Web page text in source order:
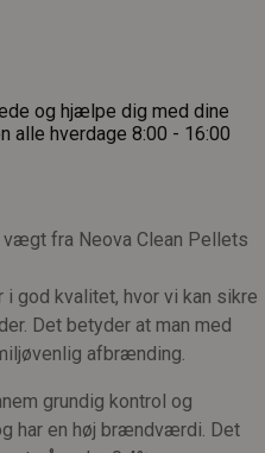
og hjælpe dig med dine
alle hverdage 8:00 - 16:00
fra Neova Clean Pellets
god kvalitet, hvor vi kan sikre
Det betyder at man med
afbrænding.
grundig kontrol og
har en høj brændværdi. Det